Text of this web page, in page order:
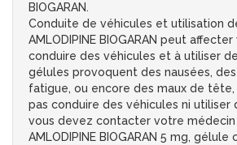
BIOGARAN.
Conduite de véhicules et utilisation
AMLODIPINE BIOGARAN peut
conduire des véhicules et à utiliser
gélules provoquent des nausées,
fatigue, ou encore des maux de
pas conduire des véhicules ni utiliser
vous devez contacter votre
AMLODIPINE BIOGARAN 5 mg, gélule